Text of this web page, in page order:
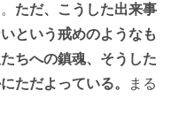
ただ、こうした出来事
という戒めのようなも
ちへの鎮魂、そうした
ただよっている。
まる